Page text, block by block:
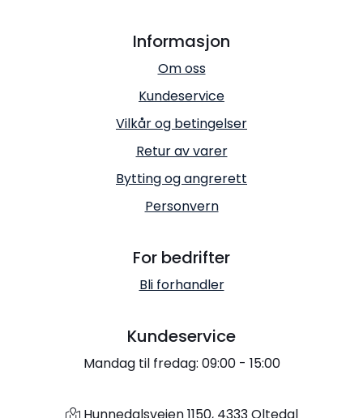
Informasjon
Om oss
Kundeservice
Vilkår og betingelser
Retur av varer
Bytting og angrerett
Personvern
For bedrifter
Bli forhandler
Kundeservice
Mandag til fredag: 09:00 - 15:00
Hunnedalsveien 1150, 4333 Oltedal